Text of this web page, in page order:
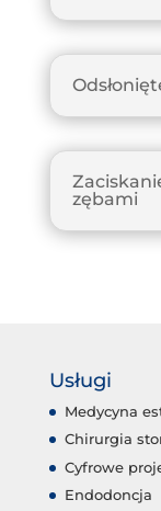
zębami
Usługi
Medycyna
Chirurgia
Cyfrowe
Endodoncja